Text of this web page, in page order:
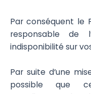
Par conséquent le
responsable de
indisponibilité sur
Par suite d’une
possible que